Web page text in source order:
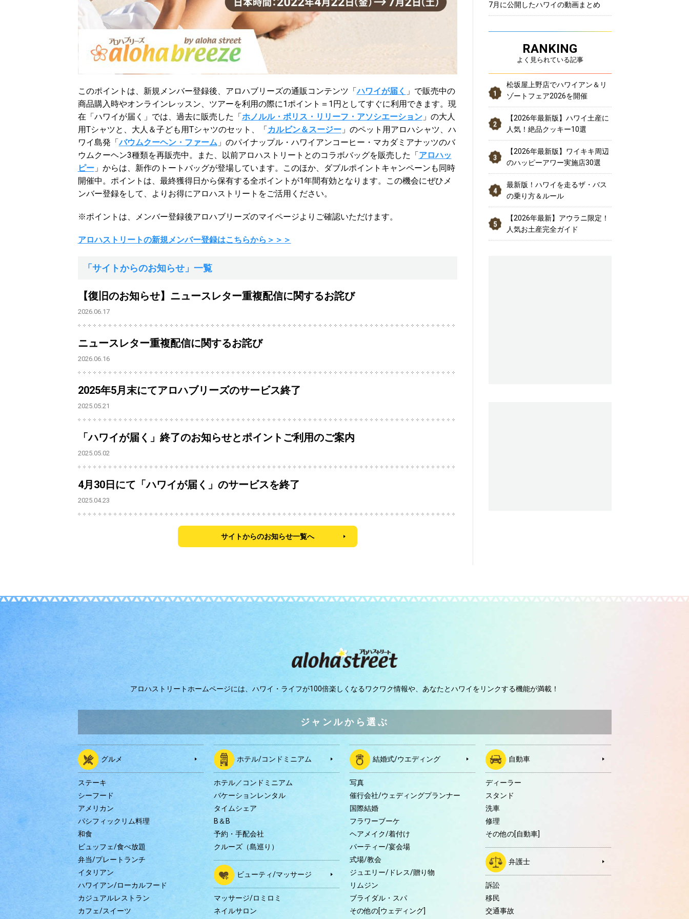
このポイントは、新規メンバー登録後、アロハブリーズの通販コンテンツ「ハワイが届く 」で販売中の
商品購入時やオンラインレッスン、ツアーを利用の際に1ポイント＝1円としてすぐに利用できます。現
在「ハワイが届く」では、過去に販売した「ホノルル・ポリス・リリーフ・アソシエーション」の大人
用Tシャツと、大人＆子ども用Tシャツのセット、「カルビン＆スージー」のペット用アロハシャツ、ハ
ワイ島発「バウムクーヘン・ファーム」のパイナップル・ハワイアンコーヒー・マカダミアナッツのバ
ウムクーヘン3種類を再販売中。また、以前アロハストリートとのコラボバッグを販売した「アロハッ
ピー」からは、新作のトートバッグが登場しています。このほか、ダブルポイントキャンペーンも同時
開催中。ポイントは、最終獲得日から保有する全ポイントが1年間有効となります。この機会にぜひメ
ンバー登録をして、よりお得にアロハストリートをご活用ください。
※ポイントは、メンバー登録後アロハブリーズのマイページよりご確認いただけます。
アロハストリートの新規メンバー登録はこちらから＞＞＞
「サイトからのお知らせ」一覧
【復旧のお知らせ】ニュースレター重複配信に関するお詫び
2026.06.17
ニュースレター重複配信に関するお詫び
2026.06.16
2025年5月末にてアロハブリーズのサービス終了
2025.05.21
「ハワイが届く」終了のお知らせとポイントご利用のご案内
2025.05.02
4月30日にて「ハワイが届く」のサービスを終了
2025.04.23
サイトからのお知らせ一覧へ
7月に公開したハワイの動画まとめ
RANKING
よく見られている記事
松坂屋上野店でハワイアン＆リ
ゾートフェア2026を開催
【2026年最新版】ハワイ土産に
人気！絶品クッキー10選
【2026年最新版】ワイキキ周辺
のハッピーアワー実施店30選
最新版！ハワイを走るザ・バス
の乗り方＆ルール
【2026年最新】アウラニ限定！
人気お土産完全ガイド
アロハストリートホームページには、 ハワイ・ライフが100倍楽しくなるワクワク情報や、 あなたとハワイをリンクする機能が満載！
ジャンルから選ぶ
グルメ
ステーキ
シーフード
アメリカン
パシフィックリム料理
和食
ビュッフェ/食べ放題
弁当/プレートランチ
イタリアン
ハワイアン/ローカルフード
カジュアルレストラン
カフェ/スイーツ
ホテル/コンドミニアム
ホテル／コンドミニアム
バケーションレンタル
タイムシェア
B＆B
予約・手配会社
クルーズ（島巡り）
ビューティ/マッサージ
マッサージ/ロミロミ
ネイルサロン
結婚式/ウエディング
写真
催行会社/ウェディングプランナー
国際結婚
フラワーブーケ
ヘアメイク/着付け
パーティー/宴会場
式場/教会
ジュエリー/ドレス/贈り物
リムジン
ブライダル・スパ
その他の[ウェディング]
自動車
ディーラー
スタンド
洗車
修理
その他の[自動車]
弁護士
訴訟
移民
交通事故